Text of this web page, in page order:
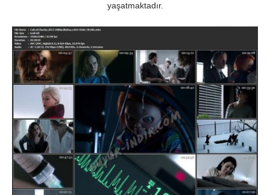
yaşatmaktadır.